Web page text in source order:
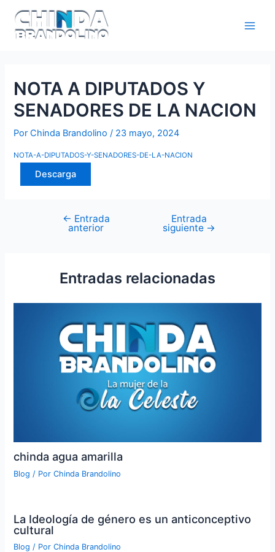
NOTA A DIPUTADOS Y
SENADORES DE LA NACION
PorChinda Brandolino/ 23 mayo, 2024
NOTA-A-DIPUTADOS-Y-SENADORES-DE-LA-NACION
Descarga
← Entrada
anterior
Entrada
siguiente →
Entradas relacionadas
chinda agua amarilla
Blog / PorChinda Brandolino
La Ideología de género es un anticonceptivo
cultural
Blog / PorChinda Brandolino